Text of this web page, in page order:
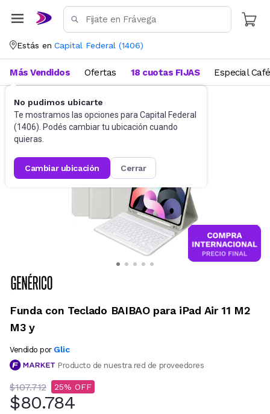
Estás en Capital Federal (1406)
No pudimos ubicarte
Te mostramos las opciones para Capital Federal
(1406). Podés cambiar tu ubicación cuando
quieras.
cambiar ubicación cerrar
Más Vendidos Ofertas 18 cuotas FIJAS Especial Café
Tablets Fundas, Cobertores y Films
Funda con Teclado BAIBAO para iPad Air 11 M2
M3 y
Vendido por Glic
Producto de nuestra red de proveedores
$107.712 25
$80.784